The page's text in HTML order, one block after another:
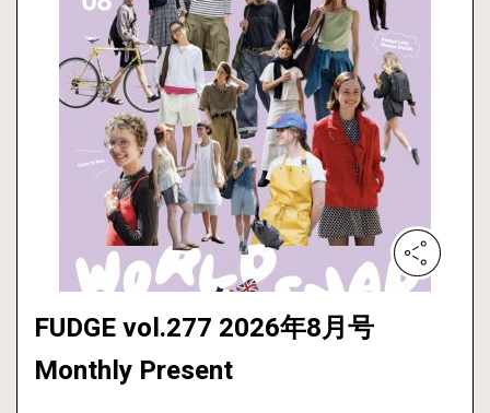
FUDGE vol.277 2026年8月号
Monthly Present